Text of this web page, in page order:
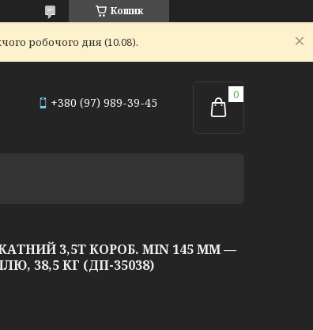
Кошик
робочого дня (10.08).
+380 (97) 989-39-45
3,5Т КОРОБ. MIN 145 ММ —
38,5 КГ (ДП-35038)